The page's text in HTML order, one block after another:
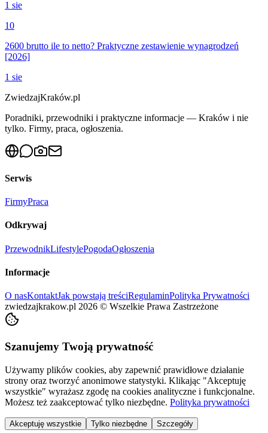
1 sie
10
2600 brutto ile to netto? Praktyczne zestawienie wynagrodzeń
[2026]
1 sie
ZwiedzajKraków.pl
Poradniki, przewodniki i praktyczne informacje — Kraków i nie
tylko. Firmy, praca, ogłoszenia.
Serwis
FirmyPraca
Odkrywaj
PrzewodnikLifestylePogodaOgłoszenia
Informacje
O nasKontaktJak powstają treściRegulaminPolityka Prywatności
zwiedzajkrakow.pl 2026 © Wszelkie Prawa Zastrzeżone
Szanujemy Twoją prywatność
Używamy plików cookies, aby zapewnić prawidłowe działanie
strony oraz tworzyć anonimowe statystyki. Klikając "Akceptuję
wszystkie" wyrażasz zgodę na cookies analityczne i funkcjonalne.
Możesz też zaakceptować tylko niezbędne. Polityka prywatności
Akceptuję wszystkie Tylko niezbędne Szczegóły